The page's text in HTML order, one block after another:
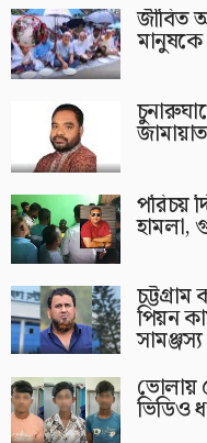
জীবিত
মানুষকে
পরিচয়
হামলা,
পিয়ন
সামঞ্জস্য
ভোলায়
ভিডিও